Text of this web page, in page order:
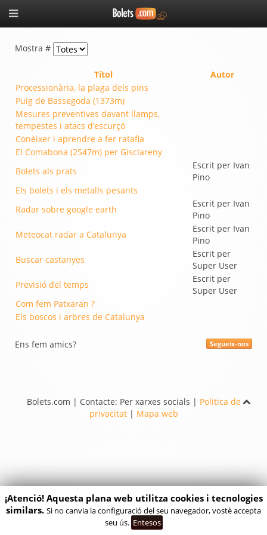
Mostra #
Títol
Autor
Processionària, la plaga dels pins
Puig de Bassegoda (1373m)
Mesures preventives davant llamps,
tempestes i atacs d’escurçó
Conèixer i aprendre a fer ratafia
El Comabona (2547m) per Gisclareny
Bolets als prats
Escrit per Ivan
Pino
Els bolets i els metalls pesants
Radar sobre google earth
Escrit per Ivan
Pino
Meteocat radar a Catalunya
Escrit per Ivan
Pino
Buscar castanyes
Escrit per
Super User
Previsió del temps
Escrit per
Super User
Com fem Patxaran ?
Els boscos i arbres de Catalunya
Segueix-nos
Ens fem amics?
Bolets.com | Contacte: Per xarxes socials | Politica de
privacitat| Mapa web
¡Atenció! Aquesta plana web utilitza cookies i tecnologies
similars. Si no canvia la configuració del seu navegador, vostè accepta
seu ús. Entesos